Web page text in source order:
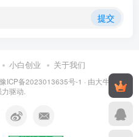
提交
小白创业 关于我们
豫ICP备2023013635号-1 · 由大牛创
力驱动.